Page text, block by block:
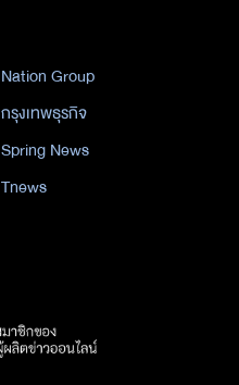
Nation Group
กรุงเทพธุรกิจ
Spring News
Tnews